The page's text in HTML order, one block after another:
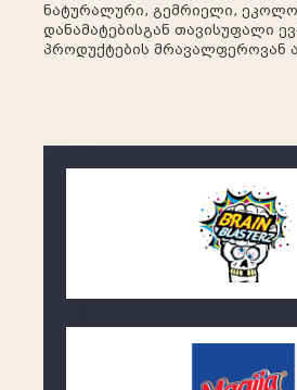
ნატურალური, გემრიელი,
დანამატებისგან თავისუფალი
პროდუქტების მრავალფეროვან